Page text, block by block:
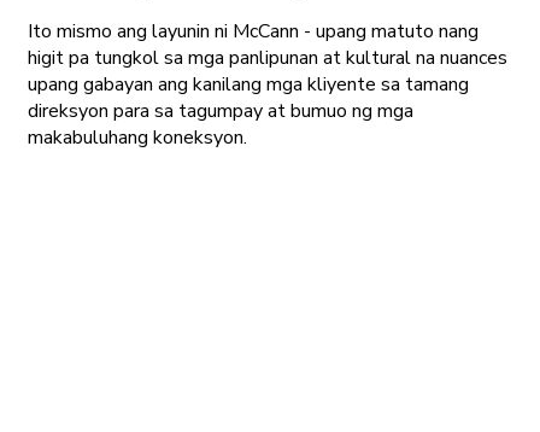
Ito mismo ang layunin ni McCann - upang matuto nang
higit pa tungkol sa mga panlipunan at kultural na nuances
upang gabayan ang kanilang mga kliyente sa tamang
direksyon para sa tagumpay at bumuo ng mga
makabuluhang koneksyon.